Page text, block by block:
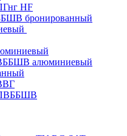
HF
бронированный
алюминиевый